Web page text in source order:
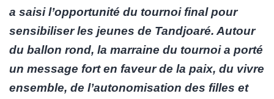
a saisi l’opportunité du tournoi final pour
sensibiliser les jeunes de Tandjoaré. Autour
du ballon rond, la marraine du tournoi a porté
un message fort en faveur de la paix, du vivre
ensemble, de l’autonomisation des filles et